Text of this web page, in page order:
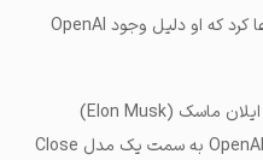
در مصاحبه‌ای با CNBC ادعا کرد که او دلیل وجود OpenAI
به گزارش والکس و به نقل از decrypt، ایلان ماسک (Elon Musk)
نگرانی‌هایی را درباره تغییر مدل تجاری OpenAI به سمت یک مدل Close